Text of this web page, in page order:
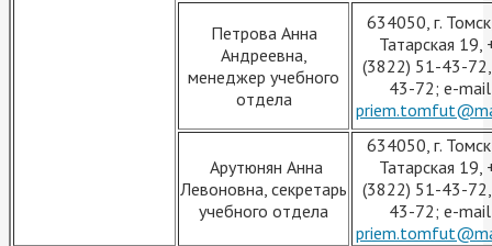
Петрова Анна
Андреевна,
менеджер учебного
отдела
634050, г.
Татарская 19,
(3822) 51-43-
43-72; e-
Арутюнян Анна
Левоновна, секретарь
учебного отдела
634050, г.
Татарская 19,
(3822) 51-43-
43-72; e-